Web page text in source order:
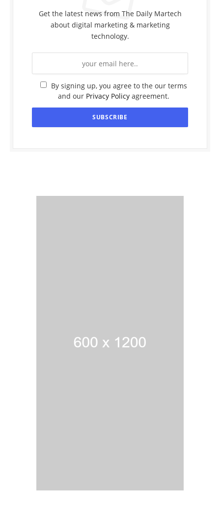
Get the latest news from The Daily Martech
about digital marketing & marketing
technology.
By signing up, you agree to the our terms
and our Privacy Policyagreement.